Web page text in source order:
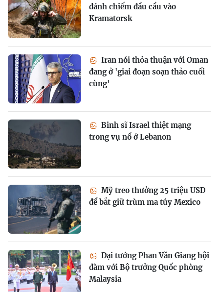
đánh chiếm đầu cầu vào
Kramatorsk
Iran nói thỏa thuận với Oman
đang ở 'giai đoạn soạn thảo cuối
cùng'
Binh sĩ Israel thiệt mạng
trong vụ nổ ở Lebanon
Mỹ treo thưởng 25 triệu USD
để bắt giữ trùm ma túy Mexico
Đại tướng Phan Văn Giang hội
đàm với Bộ trưởng Quốc phòng
Malaysia